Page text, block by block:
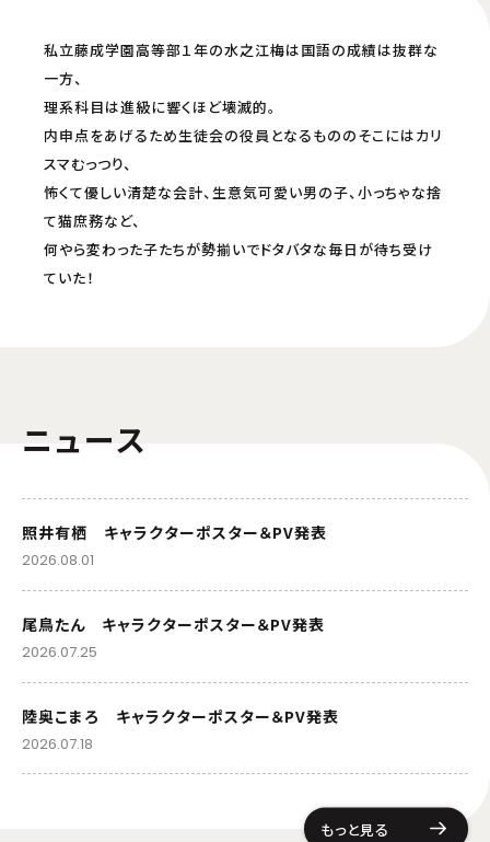
私立藤成学園高等部１年の水之江梅は国語の成績は抜群な
一方、
理系科目は進級に響くほど壊滅的。
内申点をあげるため生徒会の役員となるもののそこにはカリ
スマむっつり、
怖くて優しい清楚な会計、生意気可愛い男の子、小っちゃな捨
て猫庶務など、
何やら変わった子たちが勢揃いでドタバタな毎日が待ち受け
ていた！
ニュース
照井有栖 キャラクターポスター＆PV発表
2026.08.01
尾鳥たん キャラクターポスター＆PV発表
2026.07.25
陸奥こまろ キャラクターポスター＆PV発表
2026.07.18
もっと見る